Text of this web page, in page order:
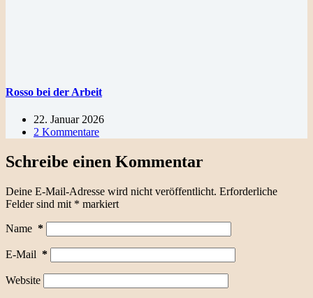
Rosso bei der Arbeit
22. Januar 2026
2 Kommentare
Schreibe einen Kommentar
Deine E-Mail-Adresse wird nicht veröffentlicht. Erforderliche
Felder sind mit * markiert
Name *
E-Mail *
Website